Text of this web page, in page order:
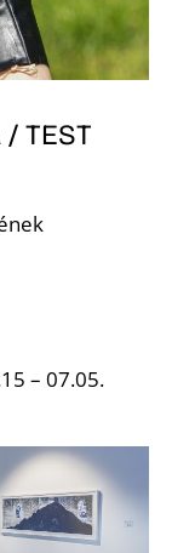
/ TEST
– 07.05.